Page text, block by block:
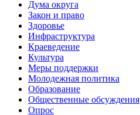
Дума округа
Закон и право
Здоровье
Инфраструктура
Краеведение
Культура
Меры поддержки
Молодежная политика
Образование
Общественные обсуждения
Опрос